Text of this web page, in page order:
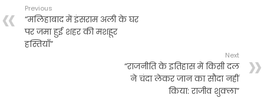
Previous
“मलिहाबाद में इंसराम अली के घर
पर जमा हुई शहर की मशहूर
हस्तियाॅं”
Next
“राजनीति के इतिहास में किसी दल
ने चंदा लेकर जान का सौदा नहीं
किया: राजीव शुक्ला”